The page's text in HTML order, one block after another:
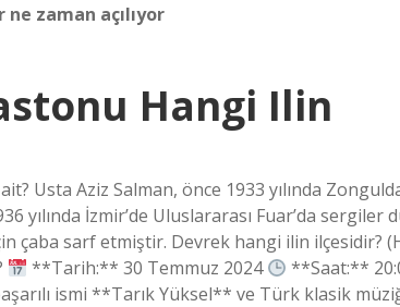
zaman açılıyor
Hangi Ilin
Usta Aziz Salman, önce 1933 yılında
yılında İzmir’de Uluslararası Fuar’da
çaba sarf etmiştir. Devrek hangi ilin ilçesidir?
**Tarih:** 30 Temmuz 2024 **Saat:**
ismi **Tarık Yüksel** ve Türk klasik